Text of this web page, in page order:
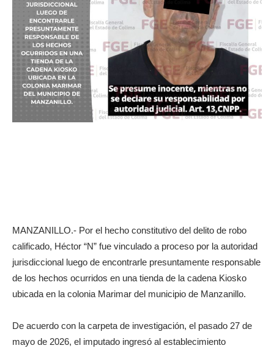
MANZANILLO.- Por el hecho constitutivo del delito de robo
calificado, Héctor “N” fue vinculado a proceso por la autoridad
jurisdiccional luego de encontrarle presuntamente responsable
de los hechos ocurridos en una tienda de la cadena Kiosko
ubicada en la colonia Marimar del municipio de Manzanillo.
De acuerdo con la carpeta de investigación, el pasado 27 de
mayo de 2026, el imputado ingresó al establecimiento